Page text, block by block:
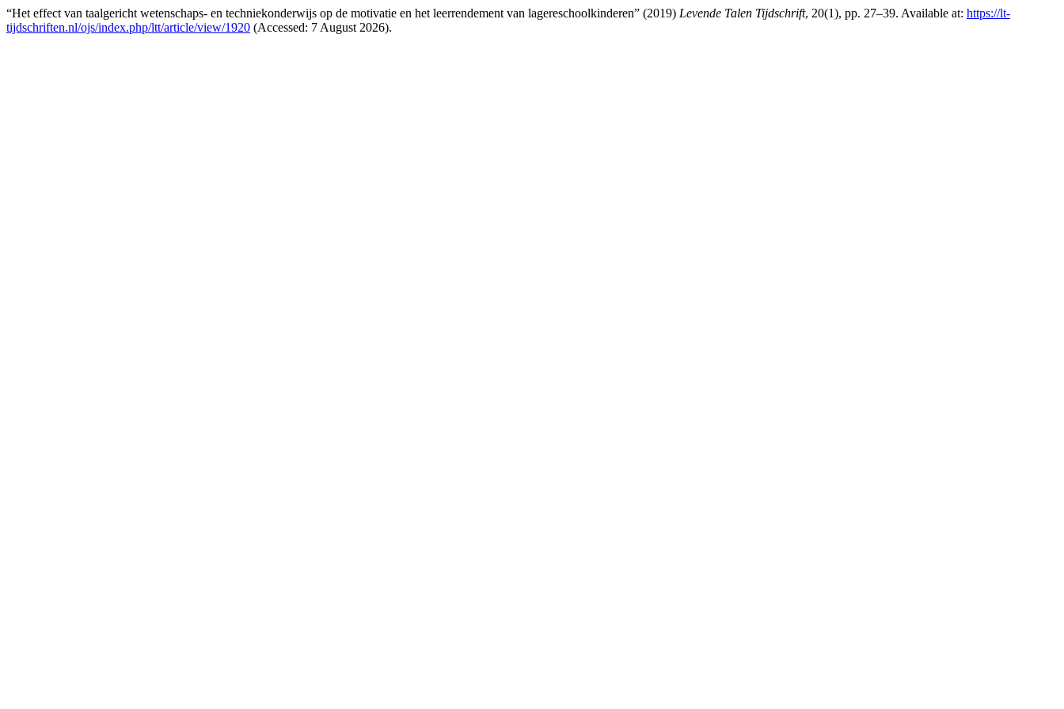
“Het effect van taalgericht wetenschaps- en techniekonderwijs op de motivatie en het leerrendement van lagereschoolkinderen” (2019) Levende Talen Tijdschrift, 20(1), pp. 27–39. Available at: https://lt-
tijdschriften.nl/ojs/index.php/ltt/article/view/1920 (Accessed: 7 August 2026).